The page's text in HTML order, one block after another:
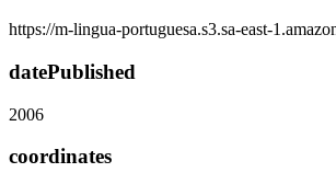
https://m-lingua-portuguesa.s3.sa-east-
datePublished
2006
coordinates